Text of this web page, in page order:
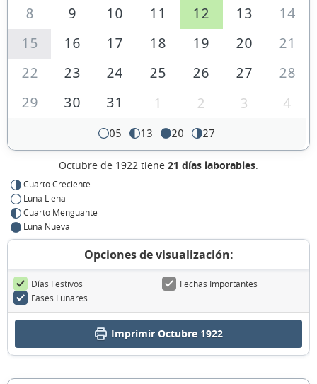
8
9 10 11 12 13
14
15
16 17 18 19 20
21
22
23 24 25 26 27
28
29
30 31 1 2 3 4
05 13 20 27
Octubre de 1922 tiene 21 días laborables.
Cuarto Creciente
Luna Llena
Cuarto Menguante
Luna Nueva
Opciones de visualización:
Días Festivos
Fechas Importantes
Fases Lunares
Imprimir Octubre 1922